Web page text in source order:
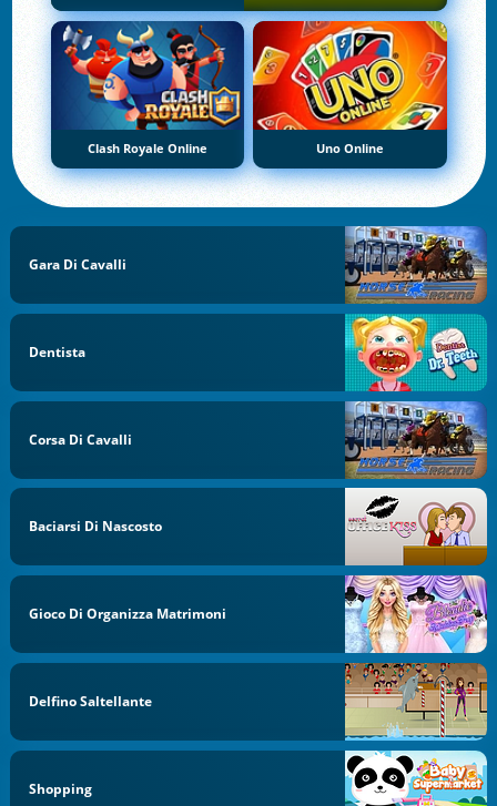
Clash Royale Online Uno Online
Gara Di Cavalli
Dentista
Corsa Di Cavalli
Baciarsi Di Nascosto
Gioco Di Organizza Matrimoni
Delfino Saltellante
Shopping